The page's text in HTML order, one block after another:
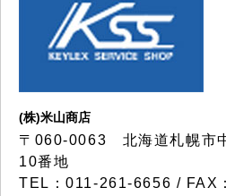
(株)米山商店
〒060-0063 北海道札幌市
10番地
TEL：011-261-6656 / FAX